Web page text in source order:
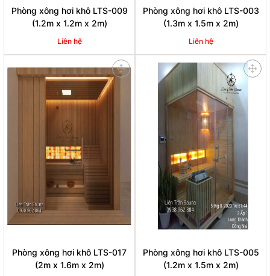
Phòng xông hơi khô LTS-009
(1.2m x 1.2m x 2m)
Liên hệ
Phòng xông hơi khô LTS-003
(1.3m x 1.5m x 2m)
Liên hệ
Phòng xông hơi khô LTS-017
(2m x 1.6m x 2m)
Phòng xông hơi khô LTS-005
(1.2m x 1.5m x 2m)